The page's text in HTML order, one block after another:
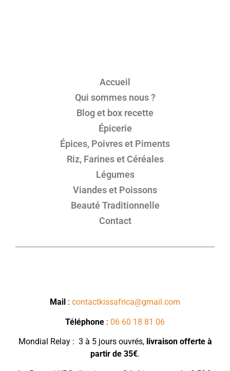
Accueil
Qui sommes nous ?
Blog et box recette
Épicerie
Épices, Poivres et Piments
Riz, Farines et Céréales
Légumes
Viandes et Poissons
Beauté Traditionnelle
Contact
Mail : contactkissafrica@gmail.com
Téléphone : 06 60 18 81 06
Mondial Relay : 3 à 5 jours ouvrés, livraison offerte à
partir de 35€.